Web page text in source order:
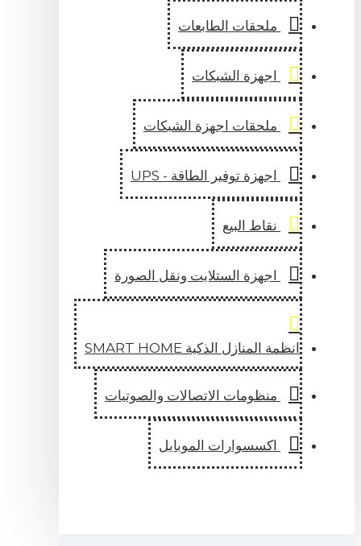
ملحقات الطابعات
اجهزة الشبكات
ملحقات اجهزة الشبكات
اجهزة توفير الطاقة - UPS
نقاط البيع
اجهزة الستلايت ونقل الصورة
انظمة المنازل الذكية SMART HOME
منظومات الاتصالات والصوتيات
اكسسوارات الموبايل